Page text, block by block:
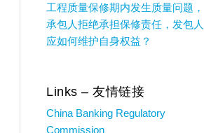
工程质量保修期内发生质量问题，
承包人拒绝承担保修责任，发包人
应如何维护自身权益？
Links – 友情链接
China Banking Regulatory
Commission